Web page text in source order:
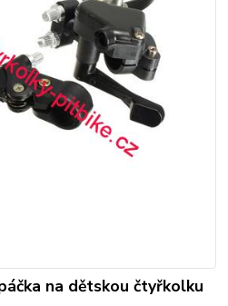
na dětskou čtyřkolku